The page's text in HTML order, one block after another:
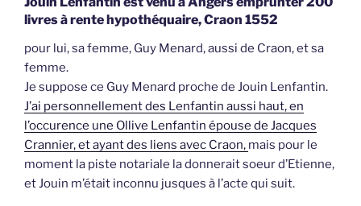
livres à rente hypothéquaire, Craon 1552
pour lui, sa femme, Guy Menard, aussi de Craon, et sa
femme.
Je suppose ce Guy Menard proche de Jouin Lenfantin.
J’ai personnellement des Lenfantin aussi haut, en
l’occurence une Ollive Lenfantin épouse de Jacques
Crannier, et ayant des liens avec Craon, mais pour le
moment la piste notariale la donnerait soeur d’Etienne,
et Jouin m’était inconnu jusques à l’acte qui suit.